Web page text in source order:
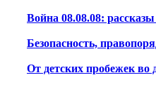
Война 08.08.08:
Безопасность,
От детских пробежек во